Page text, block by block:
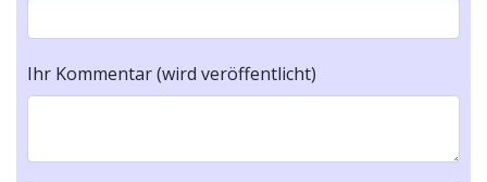
Ihr Kommentar (wird veröffentlicht)